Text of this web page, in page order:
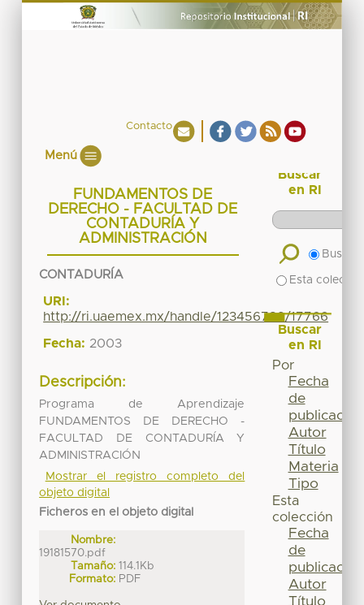
Contacto
Menú
FUNDAMENTOS DE
DERECHO - FACULTAD DE
CONTADURÍA Y
ADMINISTRACIÓN
CONTADURÍA
URI:
http://ri.uaemex.mx/handle/123456789/17766
Fecha: 2003
Descripción:
Programa de Aprendizaje
FUNDAMENTOS DE DERECHO -
FACULTAD DE CONTADURÍA Y
ADMINISTRACIÓN
Mostrar el registro completo del
objeto digital
Ficheros en el objeto digital
Nombre:
19181570.pdf
Tamaño: 114.1Kb
Formato: PDF
Buscar
en RI
Buscar
Esta
Buscar
en RI
Por
Fecha
de
publicación
Autor
Título
Materia
Tipo
Esta
colección
Fecha
de
publicación
Autor
Título